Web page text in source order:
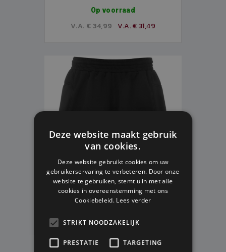
Op voorraad
V.A. € 34,99 V.A. € 31,49
Op voorraad
Deze website maakt gebruik
van cookies.
Deze website gebruikt cookies om uw
gebruikerservaring te verbeteren. Door onze
website te gebruiken, stemt u in met alle
cookies in overeenstemming met ons
Cookiebeleid. Lees verder
STRIKT NOODZAKELIJK
PRESTATIE TARGETING